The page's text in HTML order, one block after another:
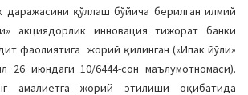
даражасини қўллаш бўйича берилган илмий
акциядорлик инновация тижорат банки
фаолиятига жорий қилинган («Ипак йўли»
26 июндaги 10/6444-сон маълумотномаси).
aмaлиётгa жорий этилиши оқибатида